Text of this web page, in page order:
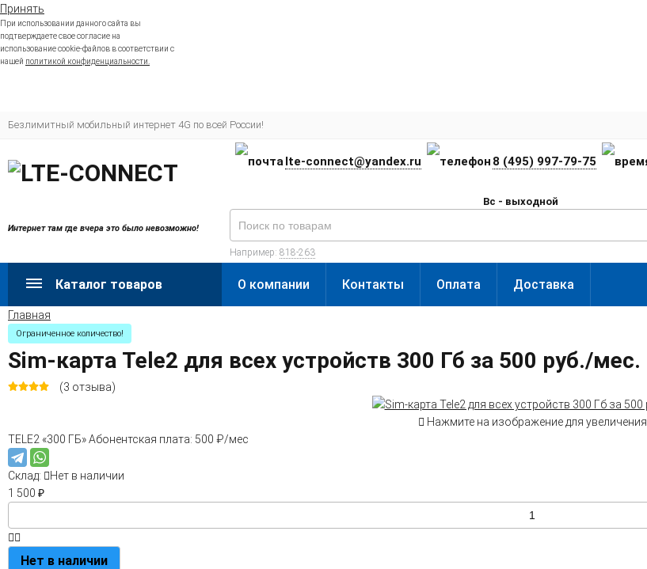
Принять
При использовании данного сайта вы
подтверждаете свое согласие на
использование cookie-файлов в соответствии с
нашей политикой конфиденциальности.
Безлимитный мобильный интернет 4G по всей России!
Интернет там где вчера это было невозможно!
lte-connect@yandex.ru 8 (495) 997-79-75
Вс - выходной
Например: 818-263
Каталог товаров О компании Контакты Оплата Доставка
Главная
Ограниченное количество!
Sim-карта Tele2 для всех устройств 300 Гб за 500 руб./мес.
(3 отзыва)
Нажмите на изображение для увеличения
TELE2 «300 ГБ» Абонентская плата: 500 ₽/мес
Склад:
Нет в наличии
1 500 ₽
Нет в наличии